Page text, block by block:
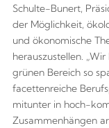
Schulte-Bunert,
der Möglichkeit,
und ökonomische
herauszustellen.
grünen Bereich so
facettenreiche
mitunter in hoch-
Zusammenhängen